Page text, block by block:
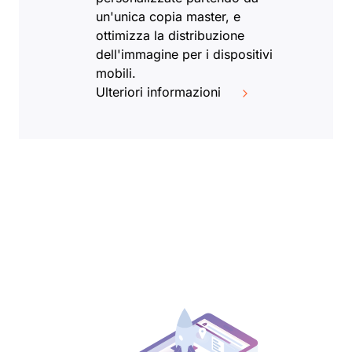
un'unica copia master, e
ottimizza la distribuzione
dell'immagine per i dispositivi
mobili.
Ulteriori informazioni